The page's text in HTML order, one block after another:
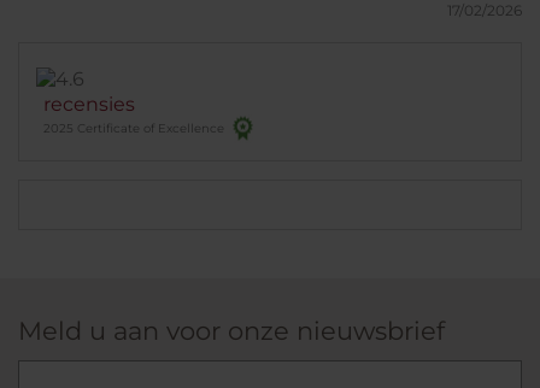
17/02/2026
recensies
2025 Certificate of Excellence
Meld u aan voor onze nieuwsbrief